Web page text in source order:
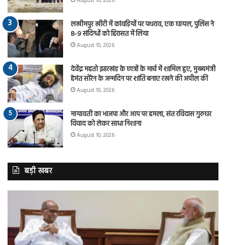
लखीमपुर खीरी में कांवड़ियों पर पथराव, एक घायल, पुलिस ने
8-9 संदिग्धों को हिरासत में लिया
August 10, 2026
देवेंद्र महतो झारखंड के छात्रों के मार्च में शामिल हुए, मुख्यमंत्री
हेमंत सोरेन के जन्मदिन पर शांति बनाए रखने की अपील की
August 10, 2026
मायावती का भाजपा और आप पर हमला, संत रविदास गुरुघर
विवाद को लेकर साधा निशाना
August 10, 2026
बड़ी खबर